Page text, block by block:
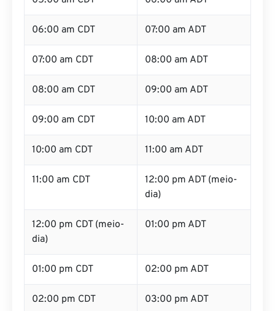
06:00 am CDT 07:00 am ADT
07:00 am CDT 08:00 am ADT
08:00 am CDT 09:00 am ADT
09:00 am CDT 10:00 am ADT
10:00 am CDT 11:00 am ADT
11:00 am CDT
12:00 pm ADT (meio-
dia)
12:00 pm CDT (meio-
dia)
01:00 pm ADT
01:00 pm CDT 02:00 pm ADT
02:00 pm CDT 03:00 pm ADT